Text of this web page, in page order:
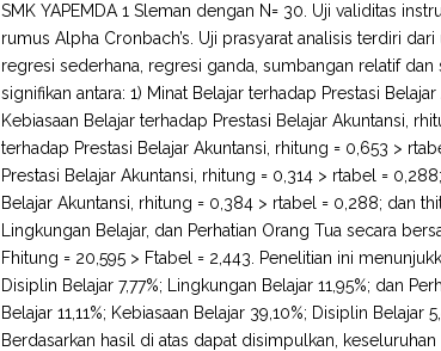
SMK YAPEMDA 1 Sleman dengan N= 30. Uji validitas
rumus Alpha Cronbach’s. Uji prasyarat analisis terdiri
regresi sederhana, regresi ganda, sumbangan relatif
signifikan antara: 1) Minat Belajar terhadap Prestasi
Kebiasaan Belajar terhadap Prestasi Belajar Akuntansi,
terhadap Prestasi Belajar Akuntansi, rhitung = 0,653 >
Prestasi Belajar Akuntansi, rhitung = 0,314 > rtabel =
Belajar Akuntansi, rhitung = 0,384 > rtabel = 0,288; dan
Lingkungan Belajar, dan Perhatian Orang Tua secara
Fhitung = 20,595 > Ftabel = 2,443. Penelitian ini
Disiplin Belajar 7,77%; Lingkungan Belajar 11,95%; dan
Belajar 11,11%; Kebiasaan Belajar 39,10%; Disiplin Belajar
Berdasarkan hasil di atas dapat disimpulkan,